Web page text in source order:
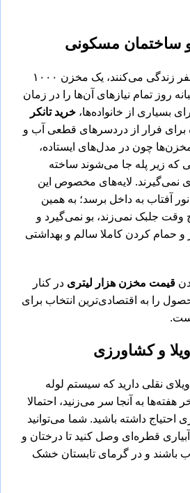
و ساختمان مسکونی
در خانه‌هایی که ۴ یا ۵ نفر زندگی می‌کنند، یک مخزن ۱۰۰۰
‌روز تمام نیازهای آن‌ها را در زمان
بسیاری از خانواده‌ها، خرید تانکر
برای فرار از دردسرهای قطعی آب و
چون در مدل‌های ایستاده،
که زیر پله جا می‌شوند ساخته
نمی‌گیرند. لایه‌های مخصوص این
نور آفتاب به داخل برسد؛ به همین
وقت جلبک نمی‌زند، بو نمی‌گیرد و
حمام کردن کاملا سالم و بهداشتی
قیمت مخزن هزار لیتری در کنار
را به اقتصادی‌ترین انتخاب برای
ویلا و کشاورزی
نقلی دارید که سیستم لوله‌
به آنجا سر می‌زنید، احتمالا
مخزن ۱۰۰۰ لیتری احتیاج داشته باشید. شما می‌توانید
آبیاری قطره‌ای وصل کنید تا درختان و
باشند و در گرمای تابستان خشک